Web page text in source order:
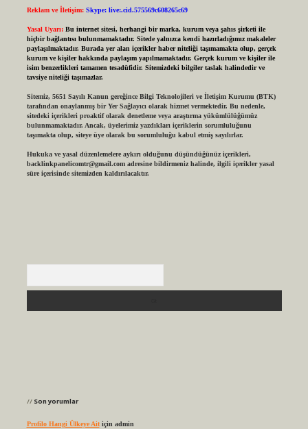
Reklam ve İletişim: Skype: live:.cid.575569c608265c69
Yasal Uyarı: Bu internet sitesi, herhangi bir marka, kurum veya şahıs şirketi ile
hiçbir bağlantısı bulunmamaktadır. Sitede yalnızca kendi hazırladığımız makaleler
paylaşılmaktadır. Burada yer alan içerikler haber niteliği taşımamakta olup, gerçek
kurum ve kişiler hakkında paylaşım yapılmamaktadır. Gerçek kurum ve kişiler ile
isim benzerlikleri tamamen tesadüfidir. Sitemizdeki bilgiler taslak halindedir ve
tavsiye niteliği taşımazlar.
Sitemiz, 5651 Sayılı Kanun gereğince Bilgi Teknolojileri ve İletişim Kurumu (BTK)
tarafından onaylanmış bir Yer Sağlayıcı olarak hizmet vermektedir. Bu nedenle,
sitedeki içerikleri proaktif olarak denetleme veya araştırma yükümlülüğümüz
bulunmamaktadır. Ancak, üyelerimiz yazdıkları içeriklerin sorumluluğunu
taşımakta olup, siteye üye olarak bu sorumluluğu kabul etmiş sayılırlar.
Hukuka ve yasal düzenlemelere aykırı olduğunu düşündüğünüz içerikleri,
backlinkpanelicomtr@gmail.comadresine bildirmeniz halinde, ilgili içerikler yasal
süre içerisinde sitemizden kaldırılacaktır.
Son yorumlar
Profilo Hangi Ülkeye Aitiçin admin